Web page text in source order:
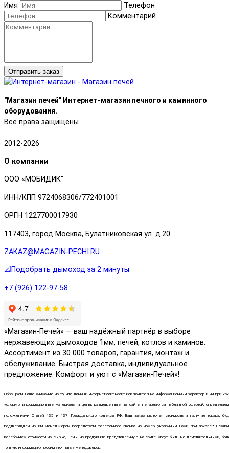
Имя
Телефон
Комментарий
Отправить заказ
"Магазин печей" Интернет-магазин печного и каминного
оборудования.
Все права защищены
2012-2026
О компании
ООО «МОБИДИК"
ИНН/КПП 9724068306/772401001
ОРГН 1227700017930
117403, город Москва, Булатниковская ул. д.20
ZAKAZ@MAGAZIN-PECHI.RU
📐Подобрать дымоход за 2 минуты
+7 (926) 122-97-58
«Магазин-Печей» — ваш надёжный партнёр в выборе
нержавеющих дымоходов 1мм, печей, котлов и каминов.
Ассортимент из 30 000 товаров, гарантия, монтаж и
обслуживание. Быстрая доставка, индивидуальное
предложение. Комфорт и уют с «Магазин-Печей»!
Обращаем Ваше внимание на то, что данный интернет-сайт носит исключительно информационный характер и ни при
условиях информационные материалы и цены, размещенные на сайте, не являются публичной офертой,
положениями Статей 435 и 437 Гражданского кодекса РФ. Ваш заказ, включая стоимость и наличие товара,
подтвержден нашим менеджером посредством телефонного звонка на номер, указанный Вами при заказе.*В
колебанием стоимости на сырьё, цены на продукцию представленную на сайте могут быть не действительными,
точную информацию просим уточнять у менеджеров.